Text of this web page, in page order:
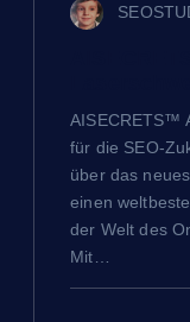
AISECRETS™
für die SEO-
über das
einen
der Welt des
Mit…